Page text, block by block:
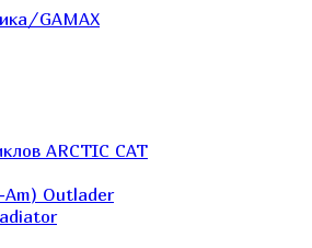
GAMAX
ARCTIC CAT
Am) Outlader